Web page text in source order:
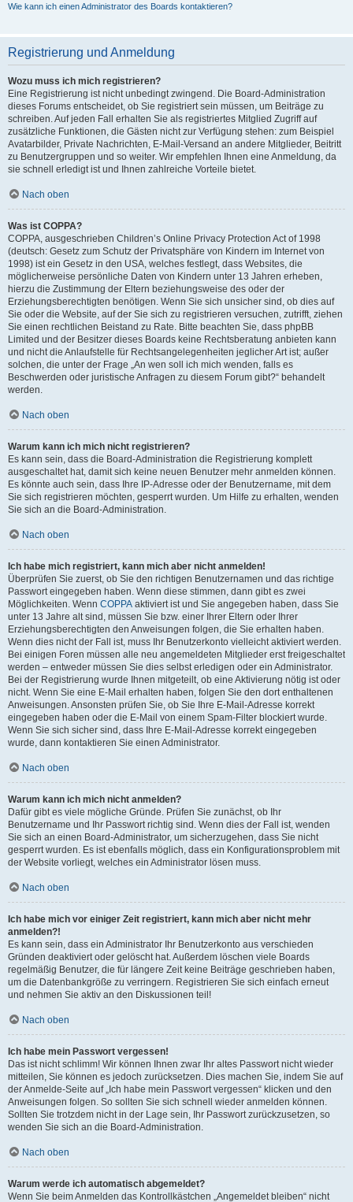
Wie kann ich einen Administrator des Boards kontaktieren?
Registrierung und Anmeldung
Wozu muss ich mich registrieren?
Eine Registrierung ist nicht unbedingt zwingend. Die Board-Administration
dieses Forums entscheidet, ob Sie registriert sein müssen, um Beiträge zu
schreiben. Auf jeden Fall erhalten Sie als registriertes Mitglied Zugriff auf
zusätzliche Funktionen, die Gästen nicht zur Verfügung stehen: zum Beispiel
Avatarbilder, Private Nachrichten, E-Mail-Versand an andere Mitglieder, Beitritt
zu Benutzergruppen und so weiter. Wir empfehlen Ihnen eine Anmeldung, da
sie schnell erledigt ist und Ihnen zahlreiche Vorteile bietet.
Nach oben
Was ist COPPA?
COPPA, ausgeschrieben Children’s Online Privacy Protection Act of 1998
(deutsch: Gesetz zum Schutz der Privatsphäre von Kindern im Internet von
1998) ist ein Gesetz in den USA, welches festlegt, dass Websites, die
möglicherweise persönliche Daten von Kindern unter 13 Jahren erheben,
hierzu die Zustimmung der Eltern beziehungsweise des oder der
Erziehungsberechtigten benötigen. Wenn Sie sich unsicher sind, ob dies auf
Sie oder die Website, auf der Sie sich zu registrieren versuchen, zutrifft, ziehen
Sie einen rechtlichen Beistand zu Rate. Bitte beachten Sie, dass phpBB
Limited und der Besitzer dieses Boards keine Rechtsberatung anbieten kann
und nicht die Anlaufstelle für Rechtsangelegenheiten jeglicher Art ist; außer
solchen, die unter der Frage „An wen soll ich mich wenden, falls es
Beschwerden oder juristische Anfragen zu diesem Forum gibt?“ behandelt
werden.
Nach oben
Warum kann ich mich nicht registrieren?
Es kann sein, dass die Board-Administration die Registrierung komplett
ausgeschaltet hat, damit sich keine neuen Benutzer mehr anmelden können.
Es könnte auch sein, dass Ihre IP-Adresse oder der Benutzername, mit dem
Sie sich registrieren möchten, gesperrt wurden. Um Hilfe zu erhalten, wenden
Sie sich an die Board-Administration.
Nach oben
Ich habe mich registriert, kann mich aber nicht anmelden!
Überprüfen Sie zuerst, ob Sie den richtigen Benutzernamen und das richtige
Passwort eingegeben haben. Wenn diese stimmen, dann gibt es zwei
Möglichkeiten. Wenn COPPA aktiviert ist und Sie angegeben haben, dass Sie
unter 13 Jahre alt sind, müssen Sie bzw. einer Ihrer Eltern oder Ihrer
Erziehungsberechtigten den Anweisungen folgen, die Sie erhalten haben.
Wenn dies nicht der Fall ist, muss Ihr Benutzerkonto vielleicht aktiviert werden.
Bei einigen Foren müssen alle neu angemeldeten Mitglieder erst freigeschaltet
werden – entweder müssen Sie dies selbst erledigen oder ein Administrator.
Bei der Registrierung wurde Ihnen mitgeteilt, ob eine Aktivierung nötig ist oder
nicht. Wenn Sie eine E-Mail erhalten haben, folgen Sie den dort enthaltenen
Anweisungen. Ansonsten prüfen Sie, ob Sie Ihre E-Mail-Adresse korrekt
eingegeben haben oder die E-Mail von einem Spam-Filter blockiert wurde.
Wenn Sie sich sicher sind, dass Ihre E-Mail-Adresse korrekt eingegeben
wurde, dann kontaktieren Sie einen Administrator.
Nach oben
Warum kann ich mich nicht anmelden?
Dafür gibt es viele mögliche Gründe. Prüfen Sie zunächst, ob Ihr
Benutzername und Ihr Passwort richtig sind. Wenn dies der Fall ist, wenden
Sie sich an einen Board-Administrator, um sicherzugehen, dass Sie nicht
gesperrt wurden. Es ist ebenfalls möglich, dass ein Konfigurationsproblem mit
der Website vorliegt, welches ein Administrator lösen muss.
Nach oben
Ich habe mich vor einiger Zeit registriert, kann mich aber nicht mehr
anmelden?!
Es kann sein, dass ein Administrator Ihr Benutzerkonto aus verschieden
Gründen deaktiviert oder gelöscht hat. Außerdem löschen viele Boards
regelmäßig Benutzer, die für längere Zeit keine Beiträge geschrieben haben,
um die Datenbankgröße zu verringern. Registrieren Sie sich einfach erneut
und nehmen Sie aktiv an den Diskussionen teil!
Nach oben
Ich habe mein Passwort vergessen!
Das ist nicht schlimm! Wir können Ihnen zwar Ihr altes Passwort nicht wieder
mitteilen, Sie können es jedoch zurücksetzen. Dies machen Sie, indem Sie auf
der Anmelde-Seite auf „Ich habe mein Passwort vergessen“ klicken und den
Anweisungen folgen. So sollten Sie sich schnell wieder anmelden können.
Sollten Sie trotzdem nicht in der Lage sein, Ihr Passwort zurückzusetzen, so
wenden Sie sich an die Board-Administration.
Nach oben
Warum werde ich automatisch abgemeldet?
Wenn Sie beim Anmelden das Kontrollkästchen „Angemeldet bleiben“ nicht